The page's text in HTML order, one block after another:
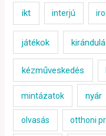
ikt interjú
játékok
kézműveskedés
mintázatok nyár
olvasás otthoni